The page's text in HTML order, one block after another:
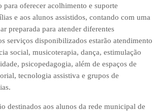
oferecer acolhimento e suporte
e aos alunos assistidos, contando com uma
preparada para atender diferentes
serviços disponibilizados estarão atendimento
social, musicoterapia, dança, estimulação
psicopedagogia, além de espaços de
tecnologia assistiva e grupos de
destinados aos alunos da rede municipal de